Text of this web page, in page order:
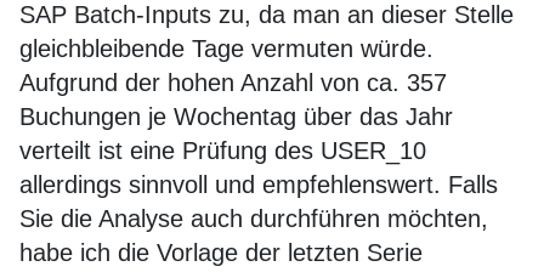
SAP Batch-Inputs zu, da man an dieser Stelle
gleichbleibende Tage vermuten würde.
Aufgrund der hohen Anzahl von ca. 357
Buchungen je Wochentag über das Jahr
verteilt ist eine Prüfung des USER_10
allerdings sinnvoll und empfehlenswert. Falls
Sie die Analyse auch durchführen möchten,
habe ich die Vorlage der letzten Serie